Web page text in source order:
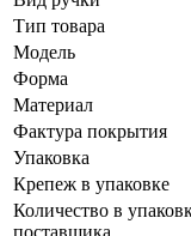
Тип товара
Модель
Форма
Материал
Фактура покрытия
Упаковка
Крепеж в упаковке
Количество в
поставщика